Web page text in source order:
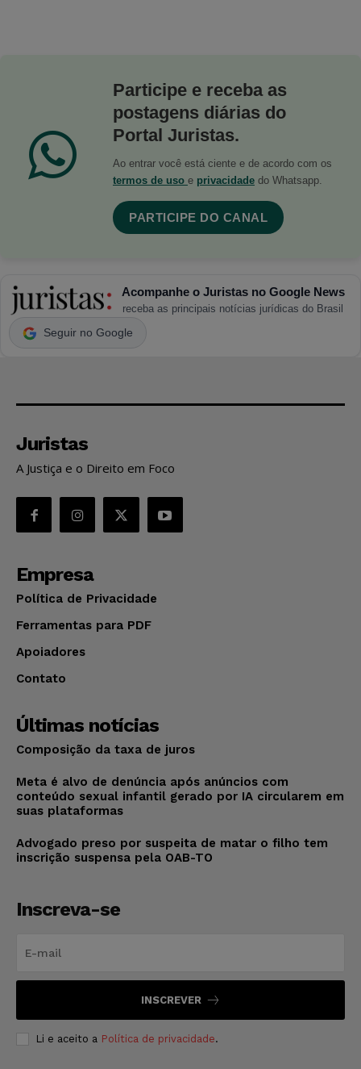
Participe e receba as
postagens diárias do
Portal Juristas.
Ao entrar você está ciente e de acordo com os
termos de uso e privacidade do Whatsapp.
PARTICIPE DO CANAL
Acompanhe o Juristas no Google News
receba as principais notícias jurídicas do Brasil
Seguir no Google
Juristas
A Justiça e o Direito em Foco
Empresa
Política de Privacidade
Ferramentas para PDF
Apoiadores
Contato
Últimas notícias
Composição da taxa de juros
Meta é alvo de denúncia após anúncios com
conteúdo sexual infantil gerado por IA circularem em
suas plataformas
Advogado preso por suspeita de matar o filho tem
inscrição suspensa pela OAB-TO
Inscreva-se
INSCREVER
Li e aceito a Política de privacidade.